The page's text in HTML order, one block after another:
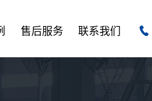
售后服务 联系我们